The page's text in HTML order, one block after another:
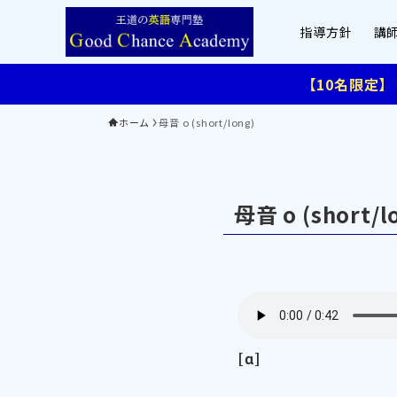
指導方針 講
【10名限定
ホーム 母音 o (short/long)
母音 o (short/
[ɑ]